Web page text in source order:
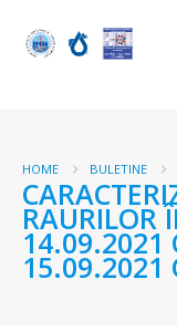
HOME BULETINE
RAURILOR
14.09.2021
15.09.2021